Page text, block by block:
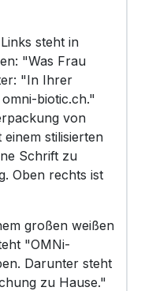
steht in
"Was Frau
"In Ihrer
biotic.ch."
von
einem stilisierten
Schrift zu
Oben rechts ist
großen weißen
"OMNi-
Darunter steht
zu Hause."